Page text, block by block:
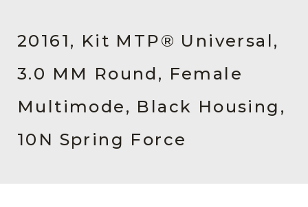
解决方案
产品
资源
关于我们
20161, Kit MTP® Universal,
3.0 MM Round, Female
Multimode, Black Housing,
10N Spring Force